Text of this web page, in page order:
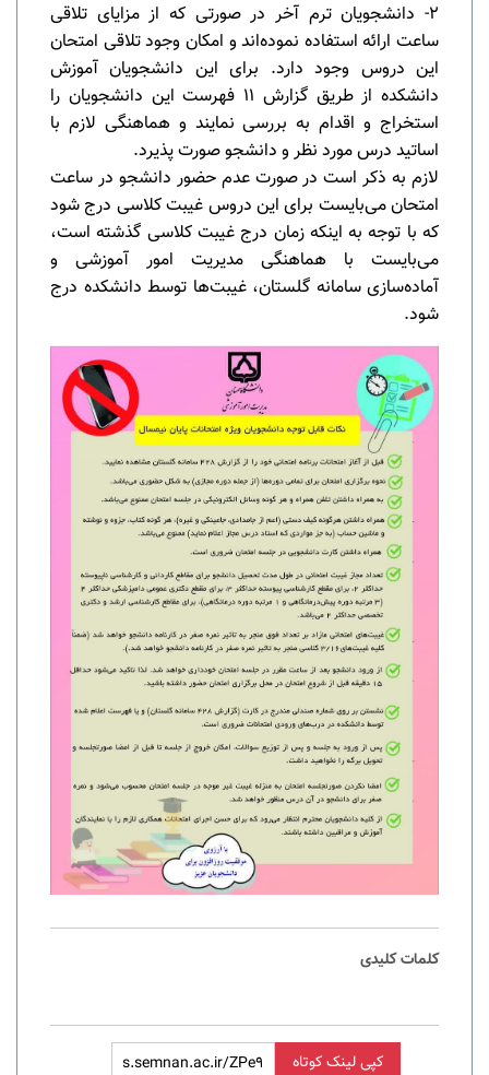
۲- دانشجویان ترم آخر در صورتی که از مزایای تلاقی
ساعت ارائه استفاده نموده‌اند و امکان وجود تلاقی امتحان
این دروس وجود دارد. برای این دانشجویان آموزش
دانشکده از طریق گزارش 11 فهرست این دانشجویان را
استخراج و اقدام به بررسی نمایند و هماهنگی لازم با
اساتید درس مورد نظر و دانشجو صورت پذیرد.
لازم به ذکر است در صورت عدم حضور دانشجو در ساعت
امتحان می‌بایست برای این دروس غیبت کلاسی درج شود
که با توجه به اینکه زمان درج غیبت کلاسی گذشته است،
می‌بایست با هماهنگی مدیریت امور آموزشی و
آماده‌سازی سامانه گلستان، غیبت‌ها توسط دانشکده درج
شود.
کلمات کلیدی
کپی لینک کوتاه